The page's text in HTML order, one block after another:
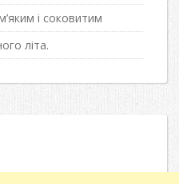
і соковитим
літа.